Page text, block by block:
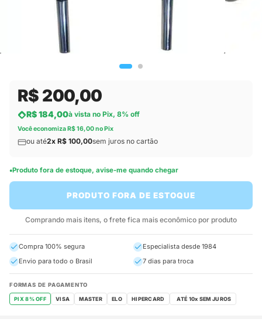
R$ 200,00
R$ 184,00à vista no Pix, 8% off
Você economiza R$ 16,00 no Pix
ou até2x R$ 100,00sem juros no cartão
Produto fora de estoque, avise-me quando chegar
PRODUTO FORA DE ESTOQUE
Comprando mais itens, o frete fica mais econômico por produto
Compra 100% segura
Especialista desde 1984
Envio para todo o Brasil
7 dias para troca
FORMAS DE PAGAMENTO
PIX 8% OFF VISA MASTER ELO HIPERCARD